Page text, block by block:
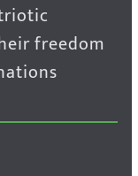
freedom